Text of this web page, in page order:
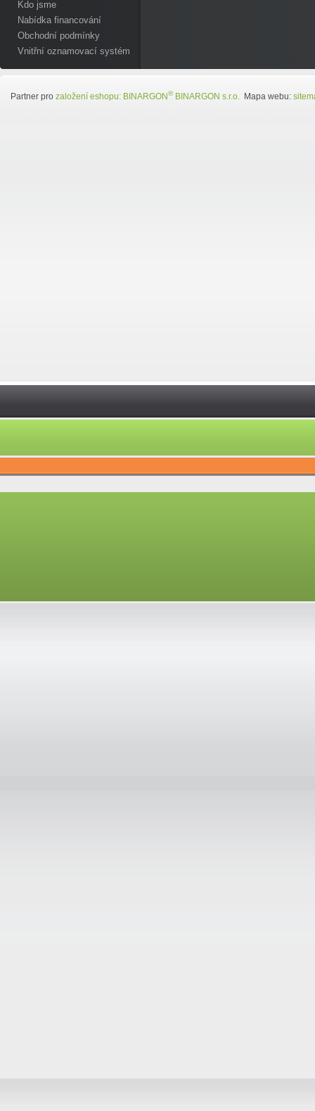
Kdo jsme
Nabídka financování
Obchodní podmínky
Vnitřní oznamovací systém
Partner pro založení eshopu: BINARGON®BINARGON s.r.o. Mapa webu: